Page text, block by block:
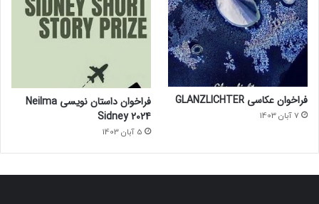
فراخوان عکاسی GLANZLICHTER
7 آبان 1403
فراخوان داستان نویسی Neilma
Sidney 2024
5 آبان 1403